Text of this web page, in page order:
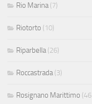
Rio Marina (7)
Riotorto (10)
Riparbella (26)
Roccastrada (3)
Rosignano Marittimo